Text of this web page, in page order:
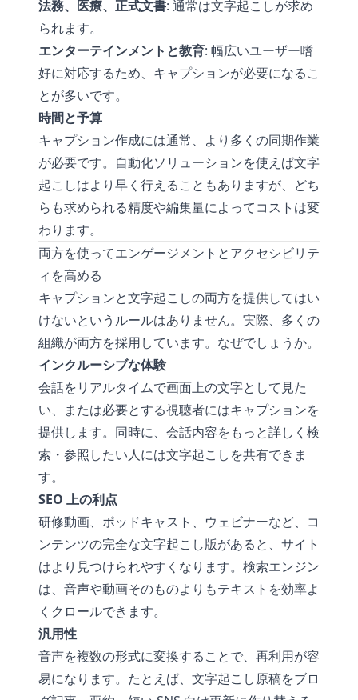
法務、医療、正式文書: 通常は文字起こしが求め
られます。
エンターテインメントと教育: 幅広いユーザー嗜
好に対応するため、キャプションが必要になるこ
とが多いです。
時間と予算
キャプション作成には通常、より多くの同期作業
が必要です。自動化ソリューションを使えば文字
起こしはより早く行えることもありますが、どち
らも求められる精度や編集量によってコストは変
わります。
両方を使ってエンゲージメントとアクセシビリテ
ィを高める
キャプションと文字起こしの両方を提供してはい
けないというルールはありません。実際、多くの
組織が両方を採用しています。なぜでしょうか。
インクルーシブな体験
会話をリアルタイムで画面上の文字として見た
い、または必要とする視聴者にはキャプションを
提供します。同時に、会話内容をもっと詳しく検
索・参照したい人には文字起こしを共有できま
す。
SEO 上の利点
研修動画、ポッドキャスト、ウェビナーなど、コ
ンテンツの完全な文字起こし版があると、サイト
はより見つけられやすくなります。検索エンジン
は、音声や動画そのものよりもテキストを効率よ
くクロールできます。
汎用性
音声を複数の形式に変換することで、再利用が容
易になります。たとえば、文字起こし原稿をブロ